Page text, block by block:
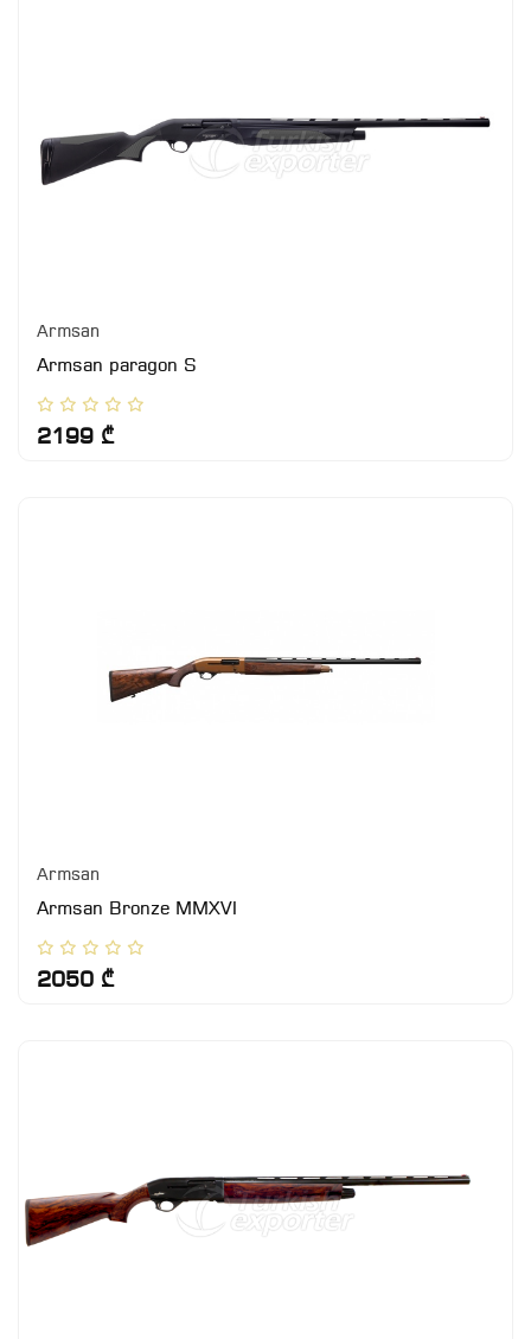
Armsan
Armsan paragon S
2199 ₾
Armsan
Armsan Bronze MMXVI
2050 ₾